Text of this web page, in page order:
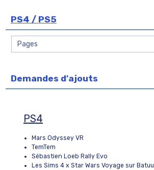
PS4 / PS5
Demandes d'ajouts
PS4
Mars Odyssey VR
TemTem
Sébastien Loeb Rally Evo
Les Sims 4 x Star Wars Voyage sur Batuu